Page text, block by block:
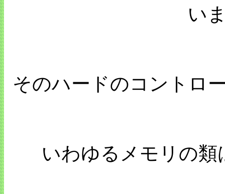
い
そのハードのコントロ
いわゆるメモリの